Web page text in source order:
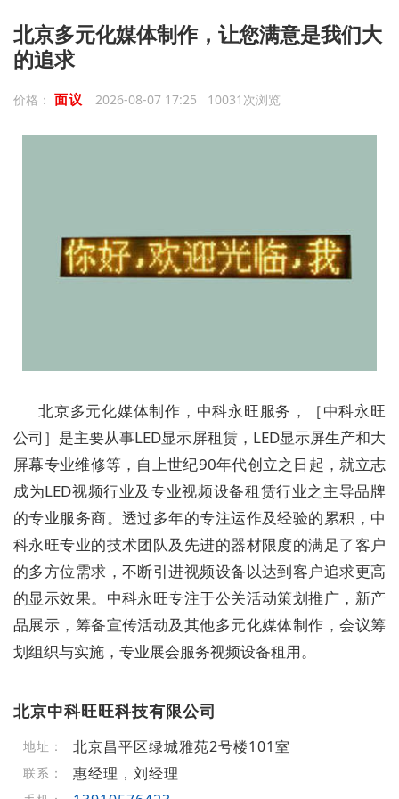
北京多元化媒体制作，让您满意是我们大
的追求
价格： 面议 2026-08-07 17:25 10031次浏览
北京多元化媒体制作，中科永旺服务，［中科永旺
公司］是主要从事LED显示屏租赁，LED显示屏生产和大
屏幕专业维修等，自上世纪90年代创立之日起，就立志
成为LED视频行业及专业视频设备租赁行业之主导品牌
的专业服务商。透过多年的专注运作及经验的累积，中
科永旺专业的技术团队及先进的器材限度的满足了客户
的多方位需求，不断引进视频设备以达到客户追求更高
的显示效果。中科永旺专注于公关活动策划推广，新产
品展示，筹备宣传活动及其他多元化媒体制作，会议筹
划组织与实施，专业展会服务视频设备租用。
北京中科旺旺科技有限公司
地址： 北京昌平区绿城雅苑2号楼101室
联系： 惠经理，刘经理